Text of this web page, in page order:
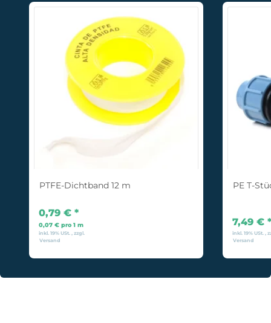
PTFE-Dichtband 12 m
0,79 € *
0,07 € pro 1 m
inkl. 19% USt. , zzgl.
Versand
PE T-
7,49 € *
inkl. 19% USt. ,
Versand